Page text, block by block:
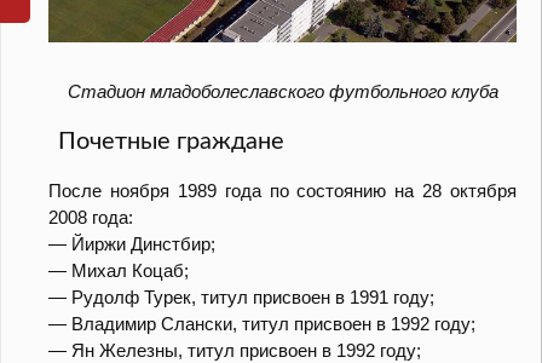
Стадион младоболеславского футбольного клуба
Почетные граждане
После ноября 1989 года по состоянию на 28 октября
2008 года:
— Йиржи Динстбир;
— Mихал Коцаб;
— Рудолф Турек, титул присвоен в 1991 году;
— Владимир Слански, титул присвоен в 1992 году;
— Ян Железны, титул присвоен в 1992 году;